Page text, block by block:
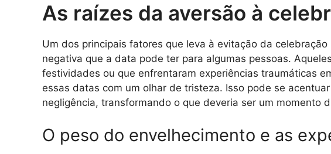
As raízes da aversão à
Um dos principais fatores que leva à evitação da
negativa que a data pode ter para algumas pessoas.
festividades ou que enfrentaram experiências traumáticas
essas datas com um olhar de tristeza. Isso pode se
negligência, transformando o que deveria ser um momento
O peso do envelhecimento e as